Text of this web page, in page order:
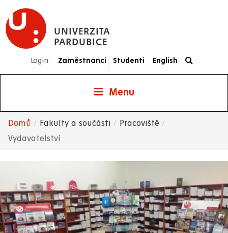
Přejít
hlavnímu
UNIVERZITA
PARDUBICE
Login: Zaměstnanci
|
Studenti English
Menu
Drobečková
Domů Fakulty a součásti
Pracoviště
Vydavatelství